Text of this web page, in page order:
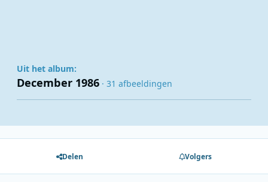
Uit het album:
December 1986 · 31 afbeeldingen
Delen Volgers